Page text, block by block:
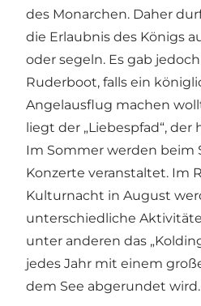
des Monarchen. Daher
die Erlaubnis des Königs
oder segeln. Es gab
Ruderboot, falls ein
Angelausflug machen
liegt der „Liebespfad“,
Im Sommer werden beim
Konzerte veranstaltet. Im
Kulturnacht in August
unterschiedliche
unter anderen das
jedes Jahr mit einem
dem See abgerundet wird.